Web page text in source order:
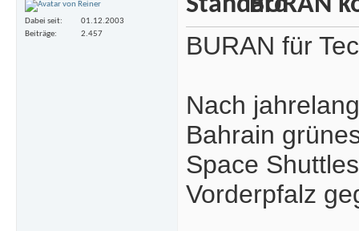
Dabei seit
01.12.2003
Beiträge
2.457 BURAN für
Nach
Bahrain
Space
Vorderpfalz